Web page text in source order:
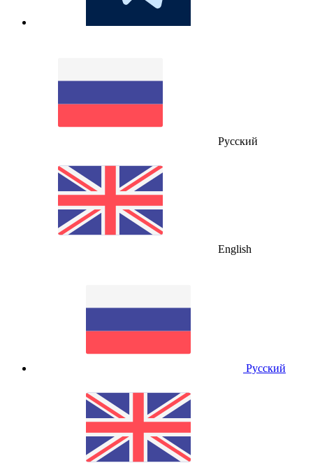
Русский
English
Русский